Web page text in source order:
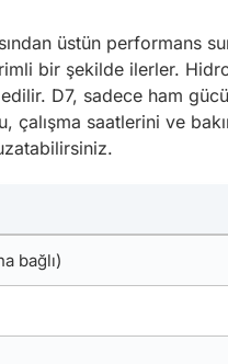
üstün performans
bir şekilde ilerler.
D7, sadece ham
saatlerini ve
bağlı)